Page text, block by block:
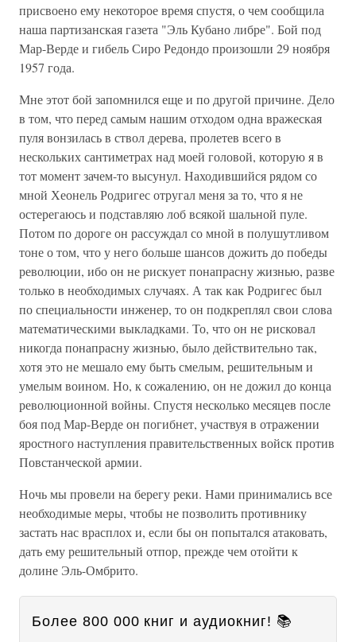
присвоено ему некоторое время спустя, о чем сообщила
наша партизанская газета "Эль Кубано либре". Бой под
Мар-Верде и гибель Сиро Редондо произошли 29 ноября
1957 года.
Мне этот бой запомнился еще и по другой причине. Дело
в том, что перед самым нашим отходом одна вражеская
пуля вонзилась в ствол дерева, пролетев всего в
нескольких сантиметрах над моей головой, которую я в
тот момент зачем-то высунул. Находившийся рядом со
мной Хеонель Родригес отругал меня за то, что я не
остерегаюсь и подставляю лоб всякой шальной пуле.
Потом по дороге он рассуждал со мной в полушутливом
тоне о том, что у него больше шансов дожить до победы
революции, ибо он не рискует понапрасну жизнью, разве
только в необходимых случаях. А так как Родригес был
по специальности инженер, то он подкреплял свои слова
математическими выкладками. То, что он не рисковал
никогда понапрасну жизнью, было действительно так,
хотя это не мешало ему быть смелым, решительным и
умелым воином. Но, к сожалению, он не дожил до конца
революционной войны. Спустя несколько месяцев после
боя под Мар-Верде он погибнет, участвуя в отражении
яростного наступления правительственных войск против
Повстанческой армии.
Ночь мы провели на берегу реки. Нами принимались все
необходимые меры, чтобы не позволить противнику
застать нас врасплох и, если бы он попытался атаковать,
дать ему решительный отпор, прежде чем отойти к
долине Эль-Омбрито.
Более 800 000 книг и аудиокниг! 📚